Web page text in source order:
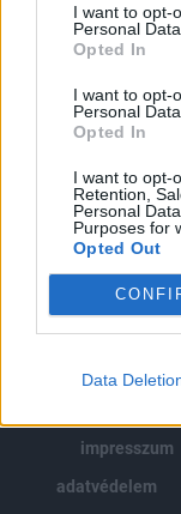
I want to opt-
Personal Data.
Opted In
I want to opt-
Personal
Opted In
I want to opt-
Retention,
Personal
Purposes for
Opted Out
Data
Kötéslisták:
MÁR
impresszum
adatvédelem